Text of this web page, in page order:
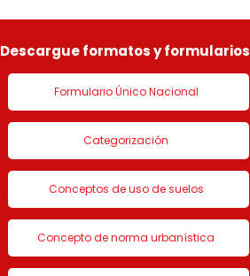
LICENCIA DE CON
Descargue formatos y formularios
Formulario Único Nacional
Categorización
Conceptos de uso de suelos
Concepto de norma urbanística